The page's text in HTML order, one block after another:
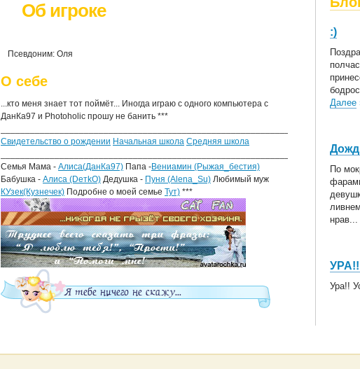
Об игроке
Псевдоним: Оля
О себе
...кто меня знает тот поймёт... Иногда играю с одного компьютера с
ДанКа97 и Photoholic прошу не банить ***
Свидетельство о рождении Начальная школа Средняя школа
_________________________________________________________________________
Семья Мама - Алиса(ДанКа97) Папа -Вениамин (Рыжая_бестия)
Бабушка - Алиса (DeтkO) Дедушка - Пуня (Alena_Su) Любимый муж
КУзек(Кузнечек) Подробне о моей семье Тут) ***
:)
Далее
По
нрав...
Ура!!